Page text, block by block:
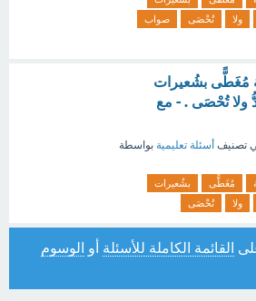
ولا تُحْصَى
صواب
مُغَطًّى بشُعيرات
ولا تُحْصَى . - مع
تصنيف أسئلة تعليمية بواسطة
مُغَطًّى
بشُعيرات
ولا تُحْصَى
القائمة الكاملة للأسئلة أو الوسوم